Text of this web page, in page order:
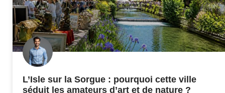
L’Isle sur la Sorgue : pourquoi cette ville
séduit les amateurs d’art et de nature ?